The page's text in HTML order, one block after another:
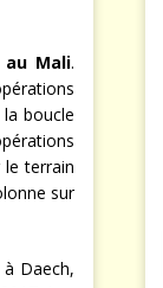
au Mali.
boucle
terrain
sur
Daech,